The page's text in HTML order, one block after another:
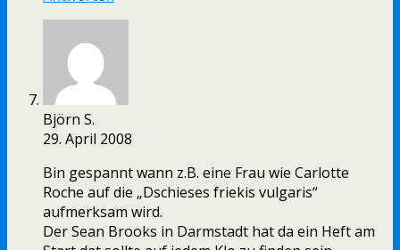
Björn S.
29. April 2008
Bin gespannt wann z.B. eine Frau wie Carlotte
Roche auf die „Dschieses friekis vulgaris“
aufmerksam wird.
Der Sean Brooks in Darmstadt hat da ein Heft am